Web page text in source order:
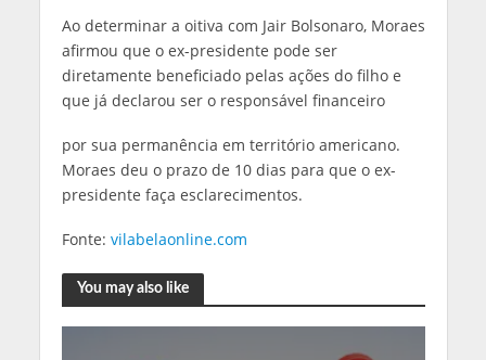
Ao determinar a oitiva com Jair Bolsonaro, Moraes
afirmou que o ex-presidente pode ser
diretamente beneficiado pelas ações do filho e
que já declarou ser o responsável financeiro
por sua permanência em território americano.
Moraes deu o prazo de 10 dias para que o ex-
presidente faça esclarecimentos.
Fonte: vilabelaonline.com
You may also like